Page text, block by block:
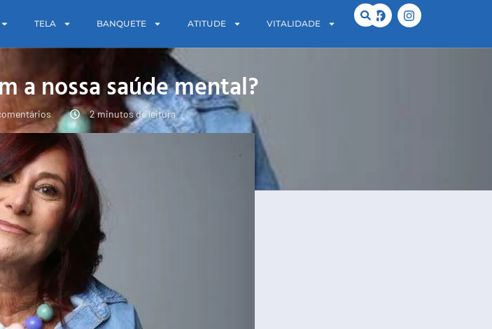
TELA BANQUETE ATITUDE VITALIDADE
a nossa saúde mental?
2 minutos de leitura